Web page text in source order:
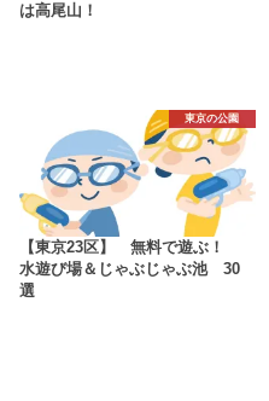
は高尾山！
東京の公園
【東京23区】 無料で遊ぶ！
水遊び場＆じゃぶじゃぶ池 30
選